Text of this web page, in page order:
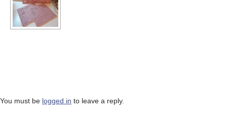
You must be logged in to leave a reply.